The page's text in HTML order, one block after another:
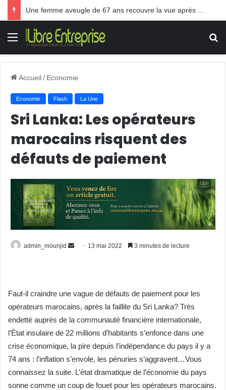
Menu
Accueil/ Economie
Economie Flash La Une
Sri Lanka: Les opérateurs
marocains risquent des
défauts de paiement
admin_mounjid
Envoyer13 mai 2022 3 minutes de lecture
Faut-il craindre une vague de défauts de paiement pour les
opérateurs marocains, après la faillite du Sri Lanka? Très
endetté auprès de la communauté financière internationale,
l’État insulaire de 22 millions d’habitants s’enfonce dans une
crise économique, la pire depuis l’indépendance du pays il y a
74 ans : l’inflation s’envole, les pénuries s’aggravent…Vous
connaissez la suite. L’état dramatique de l’économie du pays
sonne comme un coup de fouet pour les opérateurs marocains.